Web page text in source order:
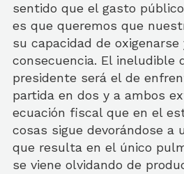
sentido que el gasto
es que queremos que
su capacidad de oxigenarse
consecuencia. El ineludible
presidente será el de
partida en dos y a ambos
ecuación fiscal que en el
cosas sigue devorándose a
que resulta en el único
se viene olvidando de